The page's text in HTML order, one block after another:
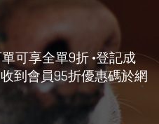
單可享全單9折 •登記成
到會員95折優惠碼於網